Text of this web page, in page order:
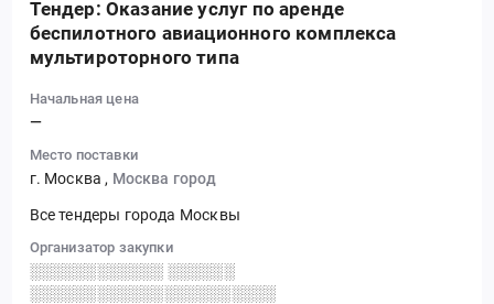
Тендер: Оказание услуг по аренде
беспилотного авиационного комплекса
мультироторного типа
Начальная цена
—
Место поставки
г. Москва , Москва город
Все тендеры города Москвы
Организатор закупки
░░░░░░░░░░░░ ░░░░░░
░░░░░░░░░░░░░░░░░░░░░░